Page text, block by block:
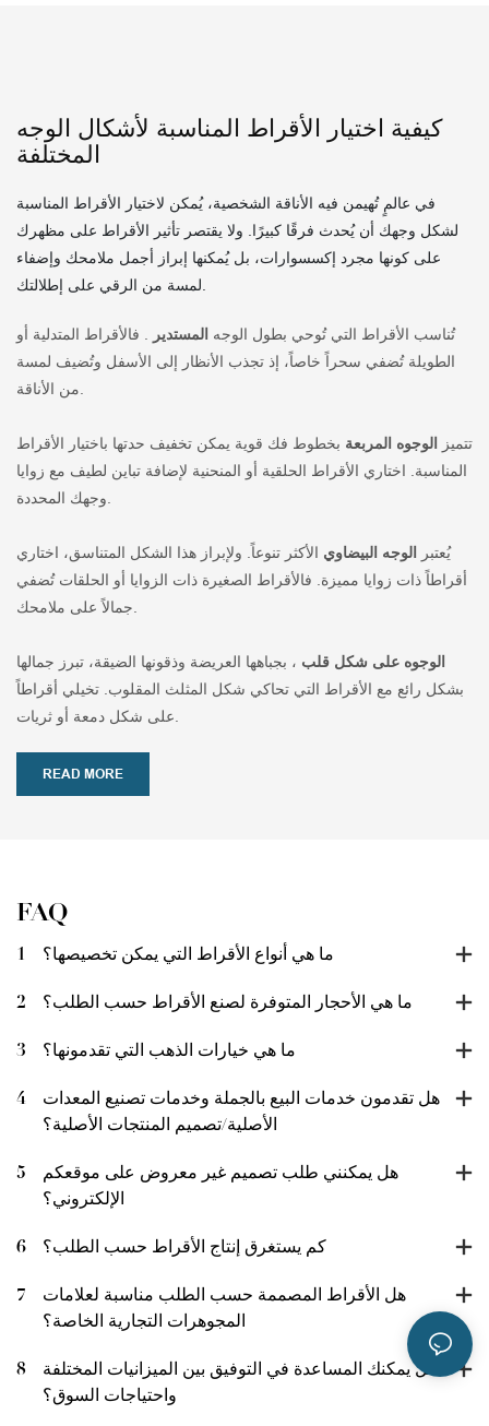
كيفية اختيار الأقراط المناسبة لأشكال الوجه
المختلفة
في عالمٍ تُهيمن فيه الأناقة الشخصية، يُمكن لاختيار الأقراط المناسبة
لشكل وجهك أن يُحدث فرقًا كبيرًا. ولا يقتصر تأثير الأقراط على مظهرك
على كونها مجرد إكسسوارات، بل يُمكنها إبراز أجمل ملامحك وإضفاء
لمسة من الرقي على إطلالتك.
تُناسب الأقراط التي تُوحي بطول الوجه المستدير . فالأقراط المتدلية أو
الطويلة تُضفي سحراً خاصاً، إذ تجذب الأنظار إلى الأسفل وتُضيف لمسة
من الأناقة.
تتميز الوجوه المربعة بخطوط فك قوية يمكن تخفيف حدتها باختيار الأقراط
المناسبة. اختاري الأقراط الحلقية أو المنحنية لإضافة تباين لطيف مع زوايا
وجهك المحددة.
يُعتبر الوجه البيضاوي الأكثر تنوعاً. ولإبراز هذا الشكل المتناسق، اختاري
أقراطاً ذات زوايا مميزة. فالأقراط الصغيرة ذات الزوايا أو الحلقات تُضفي
جمالاً على ملامحك.
الوجوه على شكل قلب ، بجباهها العريضة وذقونها الضيقة، تبرز جمالها
بشكل رائع مع الأقراط التي تحاكي شكل المثلث المقلوب. تخيلي أقراطاً
على شكل دمعة أو ثريات.
READ MORE
FAQ
1 ما هي أنواع الأقراط التي يمكن تخصيصها؟
2 ما هي الأحجار المتوفرة لصنع الأقراط حسب الطلب؟
3 ما هي خيارات الذهب التي تقدمونها؟
4
هل تقدمون خدمات البيع بالجملة وخدمات تصنيع المعدات
الأصلية/تصميم المنتجات الأصلية؟
5
هل يمكنني طلب تصميم غير معروض على موقعكم
الإلكتروني؟
6 كم يستغرق إنتاج الأقراط حسب الطلب؟
7
هل الأقراط المصممة حسب الطلب مناسبة لعلامات
المجوهرات التجارية الخاصة؟
8
هل يمكنك المساعدة في التوفيق بين الميزانيات المختلفة
واحتياجات السوق؟